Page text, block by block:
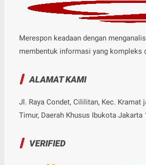
Merespon keadaan dengan
membentuk informasi yang kompleks
ALAMAT KAMI
Jl. Raya Condet, Cililitan, Kec. Kramat
Timur, Daerah Khusus Ibukota Jakarta
VERIFIED